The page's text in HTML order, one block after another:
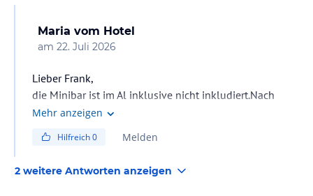
Maria vom Hotel
am 22. Juli 2026
Lieber Frank,
die Minibar ist im Al inklusive nicht inkludiert.Nach
Wunsch der Gaeste wird sie aufgefuellt aber gegen
Wir danken der lieben Ulrike fuer Ihre Hilfe.
Guest Relations Department
Mehr anzeigen
Hilfreich0 Melden
2 weitere Antworten anzeigen